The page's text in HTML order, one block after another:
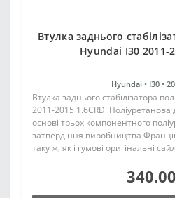
Втулка заднього
Hyundai I30 2011-
Hyundai • I30 •
Втулка заднього стабілізатора
2011-2015 1.6CRDi
основі трьох компонентного
затвердіння виробництва
таку ж, як і гумові оригінальні